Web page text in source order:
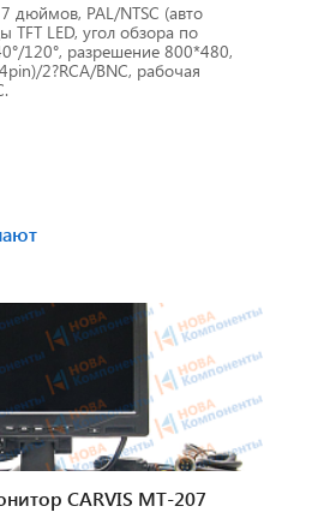
этикеток
дюймов, PAL/NTSC (авто
TFT LED, угол обзора по
120°, разрешение 800*480,
2?RCA/BNC, рабочая
CARVIS MT-207